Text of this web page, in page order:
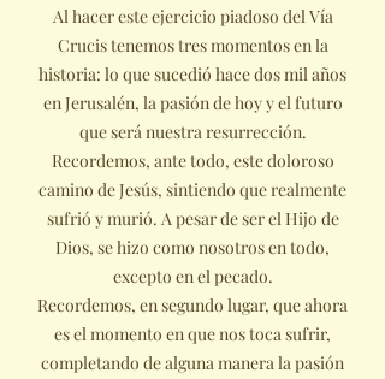
Al hacer este ejercicio piadoso del Vía
Crucis tenemos tres momentos en la
historia: lo que sucedió hace dos mil años
en Jerusalén, la pasión de hoy y el futuro
que será nuestra resurrección.
Recordemos, ante todo, este doloroso
camino de Jesús, sintiendo que realmente
sufrió y murió. A pesar de ser el Hijo de
Dios, se hizo como nosotros en todo,
excepto en el pecado.
Recordemos, en segundo lugar, que ahora
es el momento en que nos toca sufrir,
completando de alguna manera la pasión